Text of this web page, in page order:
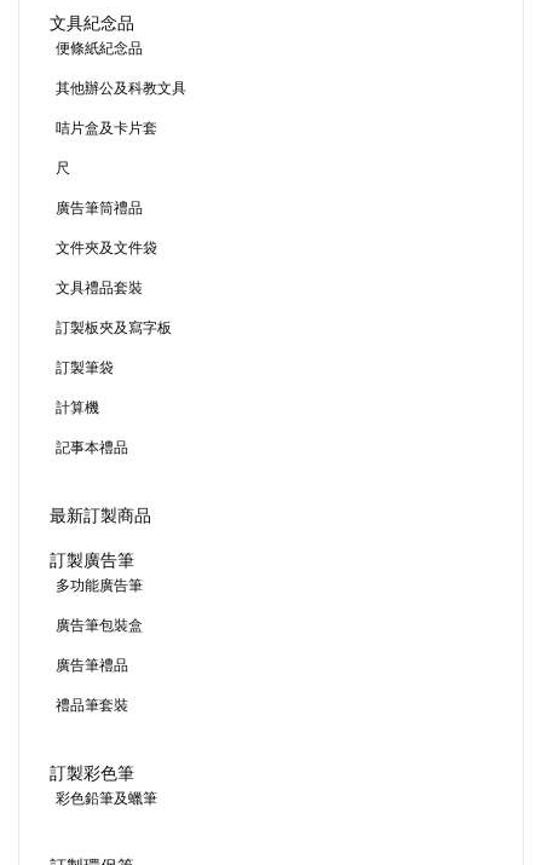
文具紀念品
便條紙紀念品
其他辦公及科教文具
咭片盒及卡片套
尺
廣告筆筒禮品
文件夾及文件袋
文具禮品套裝
訂製板夾及寫字板
訂製筆袋
計算機
記事本禮品
最新訂製商品
訂製廣告筆
多功能廣告筆
廣告筆包裝盒
廣告筆禮品
禮品筆套裝
訂製彩色筆
彩色鉛筆及蠟筆